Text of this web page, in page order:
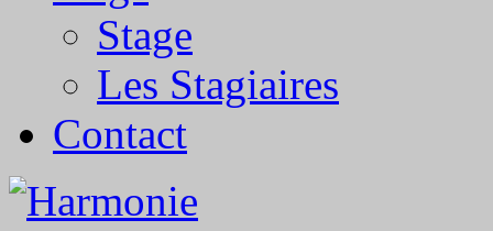
Stage
Les Stagiaires
Contact